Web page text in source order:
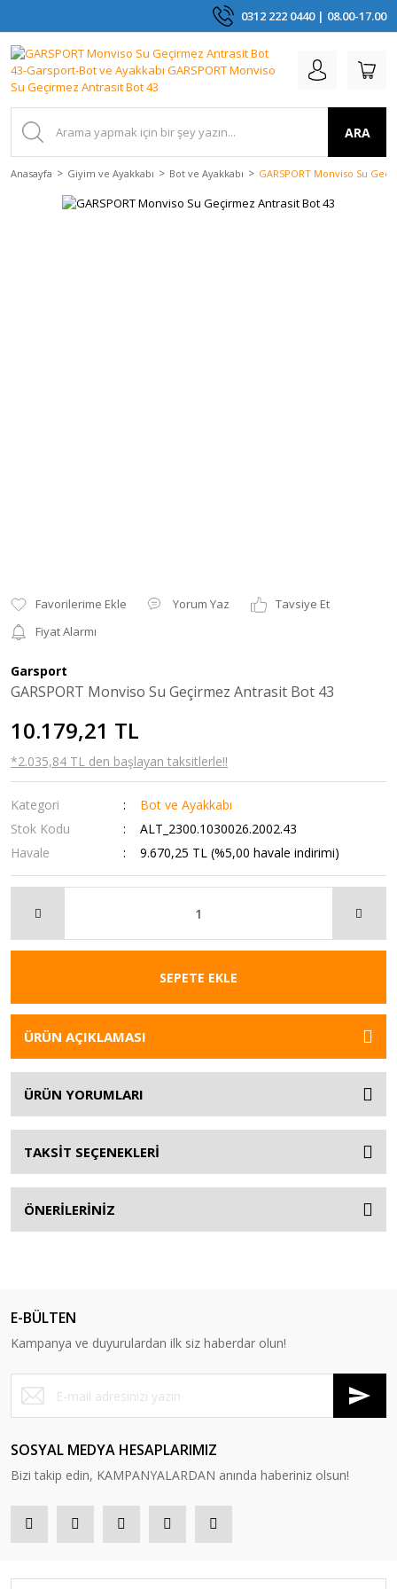
0312 222 0440 | 08.00-17.00
ARA
Anasayfa Giyim ve Ayakkabı Bot ve Ayakkabı GARSPORT Monviso Su
Yorum Yaz
Tavsiye Et
Fiyat Alarmı
Garsport
GARSPORT Monviso Su Geçirmez Antrasit Bot 43
10.179,21 TL
*2.035,84 TL den başlayan taksitlerle!!
Kategori
Bot ve Ayakkabı
Stok Kodu
ALT_2300.1030026.2002.43
Havale
9.670,25 TL (%5,00 havale indirimi)
SEPETE EKLE
ÜRÜN AÇIKLAMASI
ÜRÜN YORUMLARI
TAKSİT SEÇENEKLERİ
ÖNERİLERİNİZ
E-BÜLTEN
Kampanya ve duyurulardan ilk siz haberdar olun!
SOSYAL MEDYA HESAPLARIMIZ
Bizi takip edin, KAMPANYALARDAN anında haberiniz olsun!